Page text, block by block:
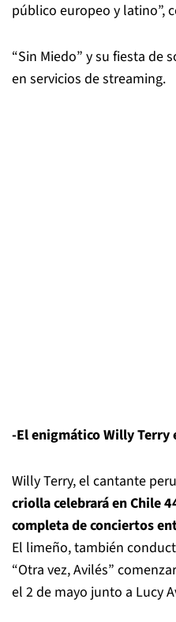
público europeo y latino”,
“Sin Miedo” y su fiesta de
en servicios de streaming.
-El enigmático Willy Terry
Willy Terry, el cantante
criolla celebrará en Chile
completa de conciertos
El limeño, también
“Otra vez, Avilés”
el 2 de mayo junto a Lucy